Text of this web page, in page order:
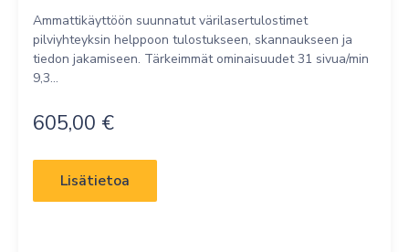
Ammattikäyttöön suunnatut värilasertulostimet
pilviyhteyksin helppoon tulostukseen, skannaukseen ja
tiedon jakamiseen. Tärkeimmät ominaisuudet 31 sivua/min
9,3...
605,00 €
Lisätietoa